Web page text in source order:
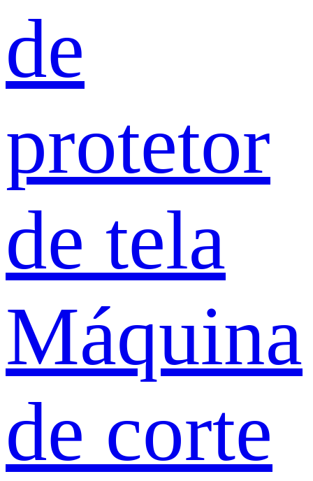
de
protetor
de tela
Máquina
de corte